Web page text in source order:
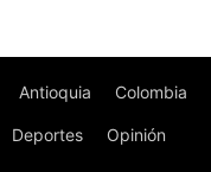
Antioquia Colombia
Deportes Opinión